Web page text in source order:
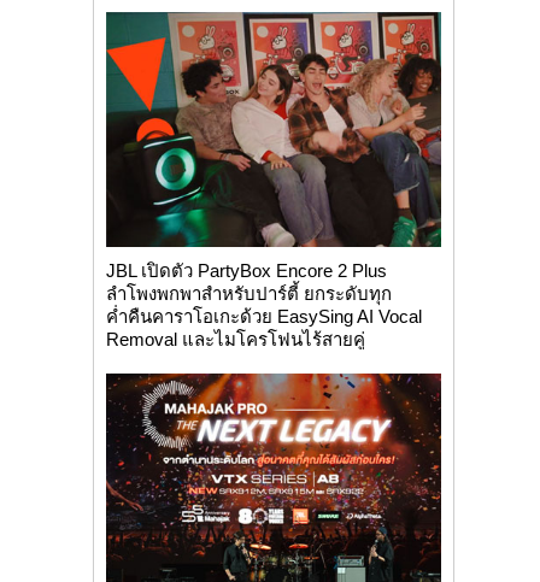
JBL เปิดตัว PartyBox Encore 2 Plus
ลำโพงพกพาสำหรับปาร์ตี้ ยกระดับทุก
ค่ำคืนคาราโอเกะด้วย EasySing AI Vocal
Removal และไมโครโฟนไร้สายคู่